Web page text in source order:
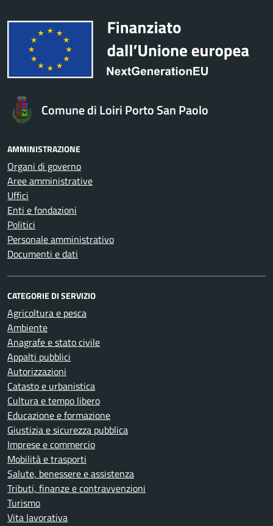
Comune di Loiri Porto San Paolo
AMMINISTRAZIONE
Organi di governo
Aree amministrative
Uffici
Enti e fondazioni
Politici
Personale amministrativo
Documenti e dati
CATEGORIE DI SERVIZIO
Agricoltura e pesca
Ambiente
Anagrafe e stato civile
Appalti pubblici
Autorizzazioni
Catasto e urbanistica
Cultura e tempo libero
Educazione e formazione
Giustizia e sicurezza pubblica
Imprese e commercio
Mobilità e trasporti
Salute, benessere e assistenza
Tributi, finanze e contravvenzioni
Turismo
Vita lavorativa